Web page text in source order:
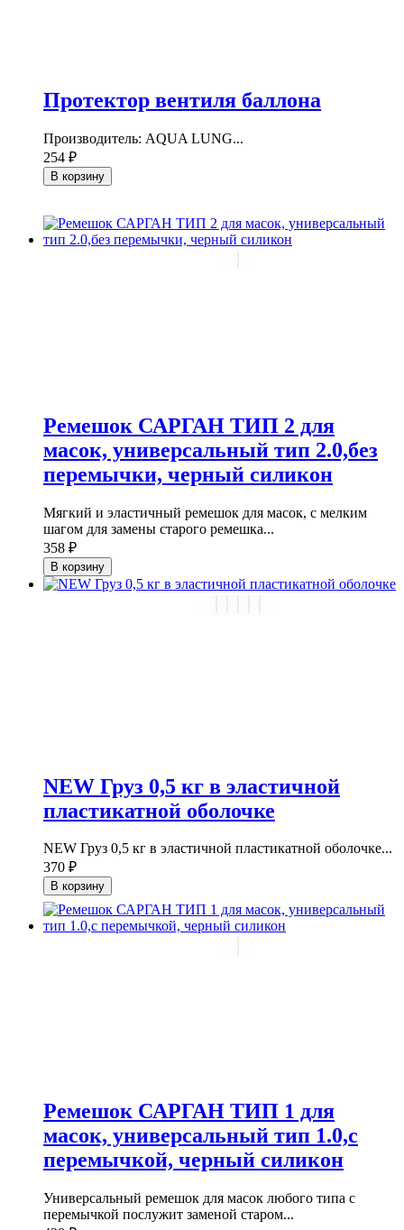
Протектор вентиля баллона
Производитель: AQUA LUNG...
254 ₽
В корзину
Ремешок САРГАН ТИП 2 для
масок, универсальный тип 2.0,без
перемычки, черный силикон
Мягкий и эластичный ремешок для масок, с мелким
шагом для замены старого ремешка...
358 ₽
В корзину
NEW Груз 0,5 кг в эластичной
пластикатной оболочке
NEW Груз 0,5 кг в эластичной пластикатной оболочке...
370 ₽
В корзину
Ремешок САРГАН ТИП 1 для
масок, универсальный тип 1.0,с
перемычкой, черный силикон
Универсальный ремешок для масок любого типа с
перемычкой послужит заменой старом...